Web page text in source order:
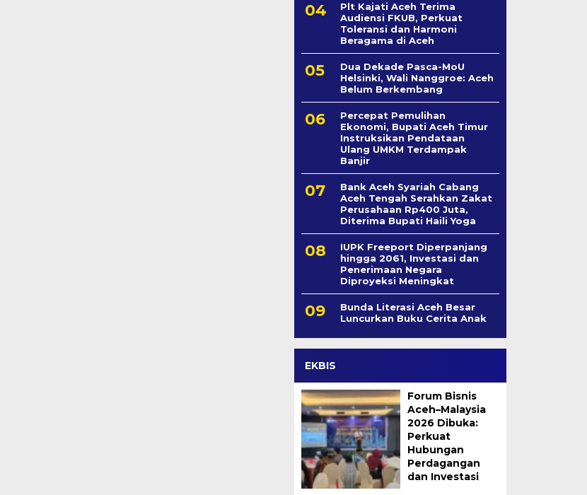
Plt Kajati Aceh Terima
Audiensi FKUB, Perkuat
Toleransi dan Harmoni
Beragama di Aceh
Dua Dekade Pasca-MoU
Helsinki, Wali Nanggroe: Aceh
Belum Berkembang
Percepat Pemulihan
Ekonomi, Bupati Aceh Timur
Instruksikan Pendataan
Ulang UMKM Terdampak
Banjir
Bank Aceh Syariah Cabang
Aceh Tengah Serahkan Zakat
Perusahaan Rp400 Juta,
Diterima Bupati Haili Yoga
IUPK Freeport Diperpanjang
hingga 2061, Investasi dan
Penerimaan Negara
Diproyeksi Meningkat
Bunda Literasi Aceh Besar
Luncurkan Buku Cerita Anak
EKBIS
Forum Bisnis
Aceh–Malaysia
2026 Dibuka:
Perkuat
Hubungan
Perdagangan
dan Investasi